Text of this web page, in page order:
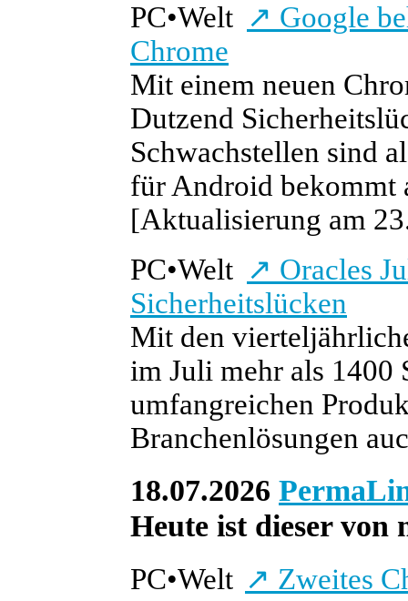
PC•Welt ↗ Google
Chrome
Mit einem neuen
Dutzend
Schwachstellen sind
für Android bekommt
[Aktualisierung am
PC•Welt ↗ Oracles
Sicherheitslücken
Mit den
im Juli mehr als 1400
umfangreichen
Branchenlösungen
18.07.2026
Heute ist dieser von
PC•Welt ↗ Zweites